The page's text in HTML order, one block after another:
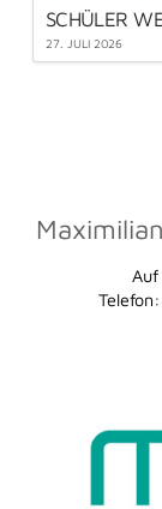
SCHÜLER
27. JULI 2026
Auf